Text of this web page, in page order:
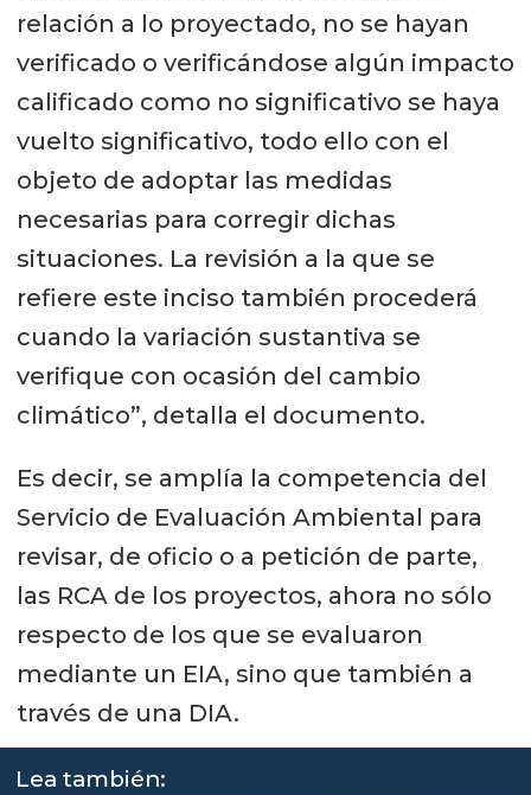
relación a lo proyectado, no se hayan
verificado o verificándose algún impacto
calificado como no significativo se haya
vuelto significativo, todo ello con el
objeto de adoptar las medidas
necesarias para corregir dichas
situaciones. La revisión a la que se
refiere este inciso también procederá
cuando la variación sustantiva se
verifique con ocasión del cambio
climático”, detalla el documento.
Es decir, se amplía la competencia del
Servicio de Evaluación Ambiental para
revisar, de oficio o a petición de parte,
las RCA de los proyectos, ahora no sólo
respecto de los que se evaluaron
mediante un EIA, sino que también a
través de una DIA.
Lea también: